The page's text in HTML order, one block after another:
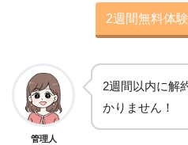
2週間無料体
管理人
2週間以内に解
かりません！